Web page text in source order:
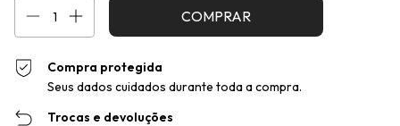
Compra protegida
Seus dados cuidados durante toda a compra.
Trocas e devoluções